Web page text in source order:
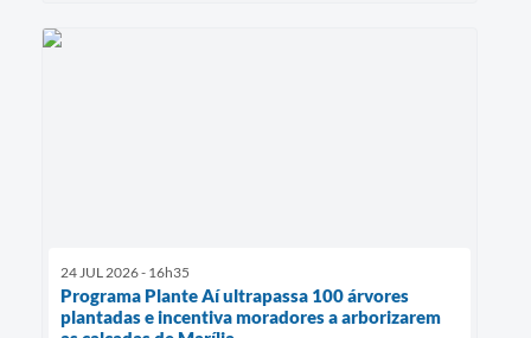
24 JUL 2026 - 16h35
Programa Plante Aí ultrapassa 100 árvores
plantadas e incentiva moradores a arborizarem